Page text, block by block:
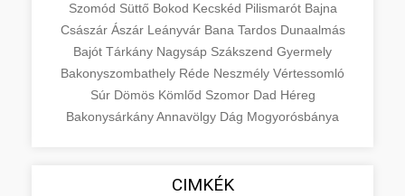
Szomód Süttő Bokod Kecskéd Pilismarót Bajna
Császár Ászár Leányvár Bana Tardos Dunaalmás
Bajót Tárkány Nagysáp Szákszend Gyermely
Bakonyszombathely Réde Neszmély Vértessomló
Súr Dömös Kömlőd Szomor Dad Héreg
BakonysárkányAnnavölgy Dág Mogyorósbánya
CIMKÉK